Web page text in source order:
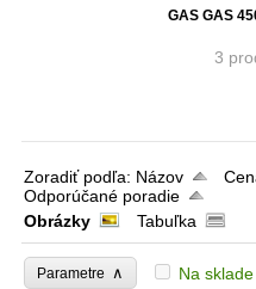
GAS GAS
3
Zoradiť podľa: Názov
Odporúčané poradie
Obrázky
Tabuľka
Parametre ∧ Na sklade